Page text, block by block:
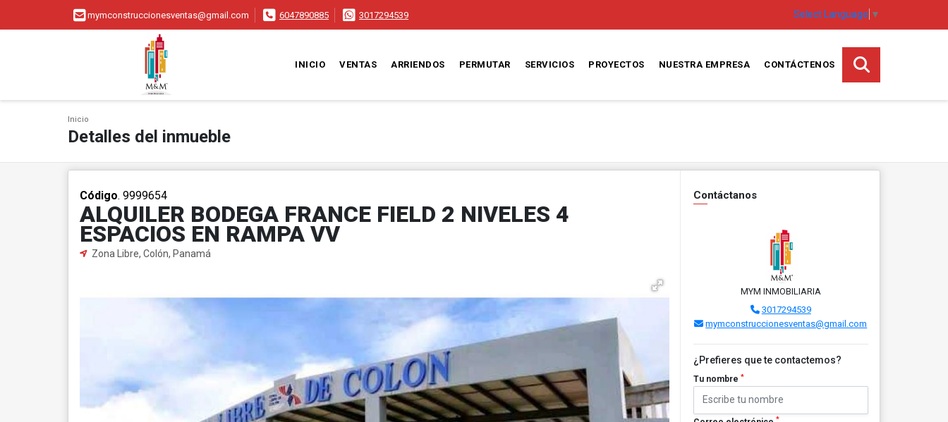
mymconstruccionesventas@gmail.com 6047890885 3017294539 Select Language ▼
INICIO VENTAS ARRIENDOS PERMUTAR SERVICIOS PROYECTOS NUESTRA EMPRESA CONTÁCTENOS
Inicio
Detalles del inmueble
Código. 9999654
ALQUILER BODEGA FRANCE FIELD 2 NIVELES 4
ESPACIOS EN RAMPA VV
Zona Libre, Colón, Panamá
Contáctanos
MYM INMOBILIARIA
3017294539
mymconstruccionesventas@gmail.com
¿Prefieres que te contactemos?
Tu nombre *
*